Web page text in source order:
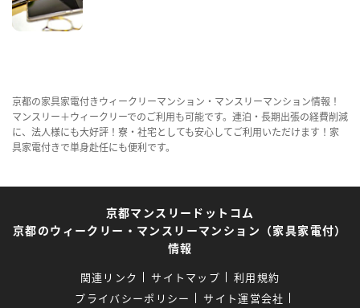
京都の家具家電付きウィークリーマンション・マンスリーマンション情報！
マンスリー＋ウィークリーでのご利用も可能です。連泊・長期出張の経費削減
に、法人様にも大好評！寮・社宅としても安心してご利用いただけます！家
具家電付きで単身赴任にも便利です。
京都マンスリードットコム
京都のウィークリー・マンスリーマンション（家具家電付）
情報
関連リンク サイトマップ
利用規約
プライバシーポリシー
サイト運営会社